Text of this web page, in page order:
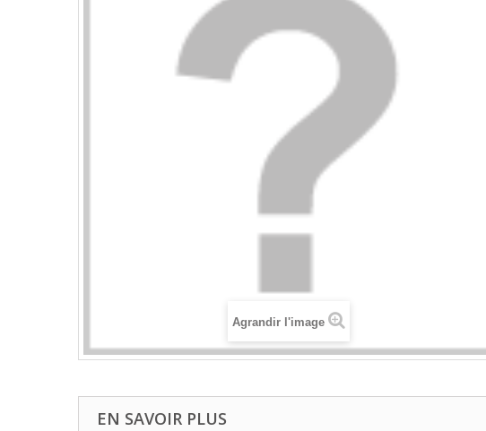
Agrandir l'image
EN SAVOIR PLUS